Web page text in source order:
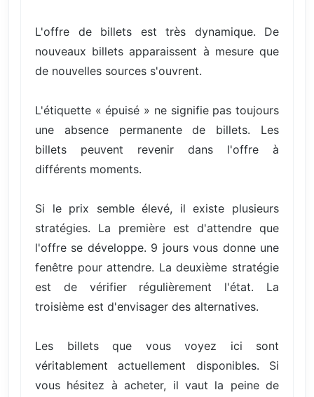
L'offre de billets est très dynamique. De
nouveaux billets apparaissent à mesure que
de nouvelles sources s'ouvrent.
L'étiquette « épuisé » ne signifie pas toujours
une absence permanente de billets. Les
billets peuvent revenir dans l'offre à
différents moments.
Si le prix semble élevé, il existe plusieurs
stratégies. La première est d'attendre que
l'offre se développe. 9 jours vous donne une
fenêtre pour attendre. La deuxième stratégie
est de vérifier régulièrement l'état. La
troisième est d'envisager des alternatives.
Les billets que vous voyez ici sont
véritablement actuellement disponibles. Si
vous hésitez à acheter, il vaut la peine de